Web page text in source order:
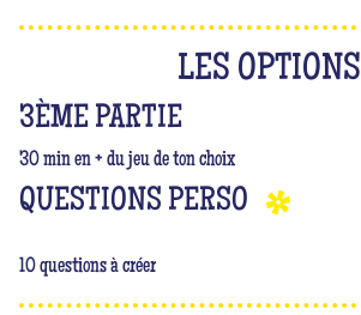
LES OPTIONS
3ÈME PARTIE
30 min en + du jeu de ton choix
QUESTIONS PERSO
10 questions à créer